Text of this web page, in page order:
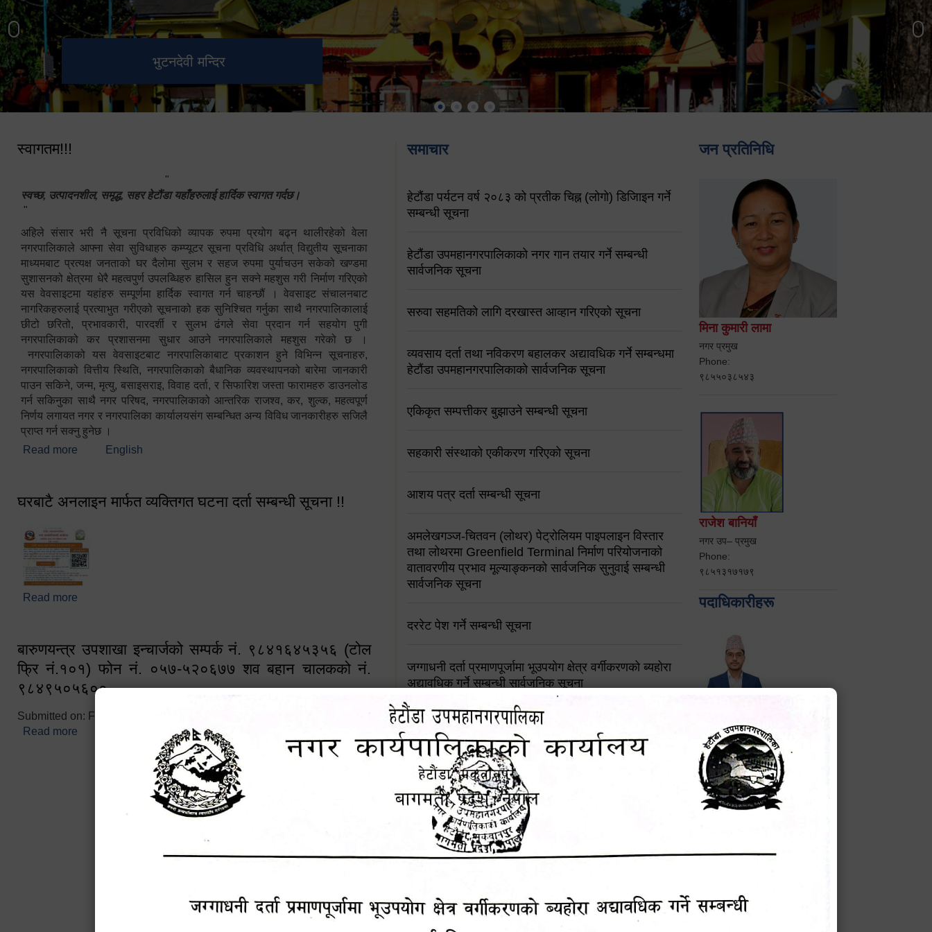
भुटनदेवी मन्दिर
स्मारक
हेटौंडा उपमहानगरपालिका नगर
कार्यपालिकाको कार्यालय
मनकामना डाँडाबाट देखिएको दृश्य
स्वागतम!!!
"
स्वच्छ, उत्पादनशील, समृद्ध, सहर हेटौंडा यहाँहरुलाई हार्दिक स्वागत गर्दछ।
"
अहिले संसार भरी नै सूचना प्रविधिको व्यापक रुपमा प्रयोग बढ्न थालीरहेको वेला
नगरपालिकाले आफ्ना सेवा सुविधाहरु कम्प्यूटर सूचना प्रविधि अर्थात् विद्युतीय सूचनाका
माध्यमबाट प्रत्यक्ष जनताको घर दैलोमा सुलभ र सहज रुपमा पुर्याचउन सकेको खण्डमा
सुशासनको क्षेत्रमा धेरै महत्वपुर्ण उपलब्धिहरु हासिल हुन सक्ने महशुस गरी निर्माण गरिएको
यस वेवसाइटमा यहांहरु सम्पूर्णमा हार्दिक स्वागत गर्न चाहन्छौं । वेवसाइट संचालनबाट
नागरिकहरुलाई प्रत्याभुत गरीएको सूचनाको हक सुनिश्चित गर्नुका साथै नगरपालिकालाई
छीटो छरितो, प्रभावकारी, पारदर्शी र सुलभ ढंगले सेवा प्रदान गर्न सहयोग पुगी
नगरपालिकाको कर प्रशासनमा सुधार आउने नगरपालिकाले महशुस गरेको छ ।
नगरपालिकाको यस वेवसाइटबाट नगरपालिकाबाट प्रकाशन हुने विभिन्न सूचनाहरु,
नगरपालिकाको वित्तीय स्थिति, नगरपालिकाको बैधानिक व्यवस्थापनको बारेमा जानकारी
पाउन सकिने, जन्म, मृत्यु, बसाइसराइ, विवाह दर्ता, र सिफारिश जस्ता फारामहरु डाउनलोड
गर्न सकिनुका साथै नगर परिषद, नगरपालिकाको आन्तरिक राजश्व, कर, शुल्क, महत्वपूर्ण
निर्णय लगायत नगर र नगरपालिका कार्यालयसंग सम्बन्धित अन्य विविध जानकारीहरु सजिलै
प्राप्त गर्न सक्नु हुनेछ ।
Read more about स्वागतम!!!
English
घरबाटै अनलाइन मार्फत व्यक्तिगत घटना दर्ता सम्बन्धी सूचना !!
Read more
बारुणयन्त्र उपशाखा इन्चार्जको सम्पर्क नं. ९८४१६४५३५६ (टोल
फ्रि नं.१०१) फोन नं. ०५७-५२०६७७ शव बहान चालकको नं.
९८४९५०५६००
Submitted on: Fri, 02/25/2022 - 10:50
Read more about बारुणयन्त्र उपशाखा इन्चार्जको सम्पर्क नं. ९८४१६४५३५६ (टोल फ्रि
नं.१०१) फोन नं. ०५७-५२०६७७ शव बहान चालकको नं. ९८४९५०५६००
समाचार
हेटौंडा पर्यटन वर्ष २०८३ को प्रतीक चिह्न (लोगो) डिजिाइन गर्ने
सम्बन्धी सूचना
हेटौंडा उपमहानगरपालिकाको नगर गान तयार गर्ने सम्बन्धी
सार्वजनिक सूचना
सरुवा सहमतिको लागि दरखास्त आव्हान गरिएको सूचना
व्यवसाय दर्ता तथा नविकरण बहालकर अद्यावधिक गर्ने सम्बन्धमा
हेटौंडा उपमहानगरपालिकाको सार्वजनिक सूचना
एकिकृत सम्पत्तीकर बुझाउने सम्बन्धी सूचना
सहकारी संस्थाको एकीकरण गरिएको सूचना
आशय पत्र दर्ता सम्बन्धी सूचना
अमलेखगञ्ज-चितवन (लोथर) पेट्रोलियम पाइपलाइन विस्तार
तथा लोथरमा Greenfield Terminal निर्माण परियोजनाको
वातावरणीय प्रभाव मूल्याङ्कनको सार्वजनिक सुनुवाई सम्बन्धी
सार्वजनिक सूचना
दररेट पेश गर्ने सम्बन्धी सूचना
जग्गाधनी दर्ता प्रमाणपूर्जामा भूउपयोग क्षेत्र वर्गीकरणको ब्यहोरा
अद्यावधिक गर्ने सम्बन्धी सार्वजनिक सूचना
आशय पत्र दर्ता सम्बन्धी सूचना
शिक्षक सरुवा सहमतिका लागि दरखास्त आव्हान सम्बन्धी सूचना !
हेटौंडा उपमहानगरपालिकाको सूची दर्ता सम्बन्धी सूचना
चुरियामाई सुरुङको संरक्षण तथा व्यवस्थापनको जिम्मेवारी
पोषाक र परिचयपत्र अनिवार्य लगाउने सम्बन्धमा ।
जन प्रतिनिधि
मिना कुमारी लामा
नगर प्रमुख
Phone:
९८५५०३८५४३
राजेश बानियाँ
नगर उप– प्रमुख
Phone:
९८५१३१७१७९
पदाधिकारीहरू
प्रमुख प्रशासकीय अधिकृत
Phone: 9855010111
सविन न्यौपाने